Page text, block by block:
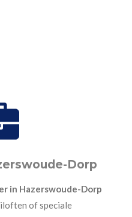
Dorp
in Hazerswoude-Dorp
of speciale